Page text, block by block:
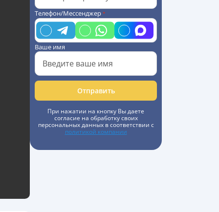
Телефон/Мессенджер *
Ваше имя
Отправить
При нажатии на кнопку Вы даете
согласие на обработку своих
персональных данных в соответствии с
политикой компании